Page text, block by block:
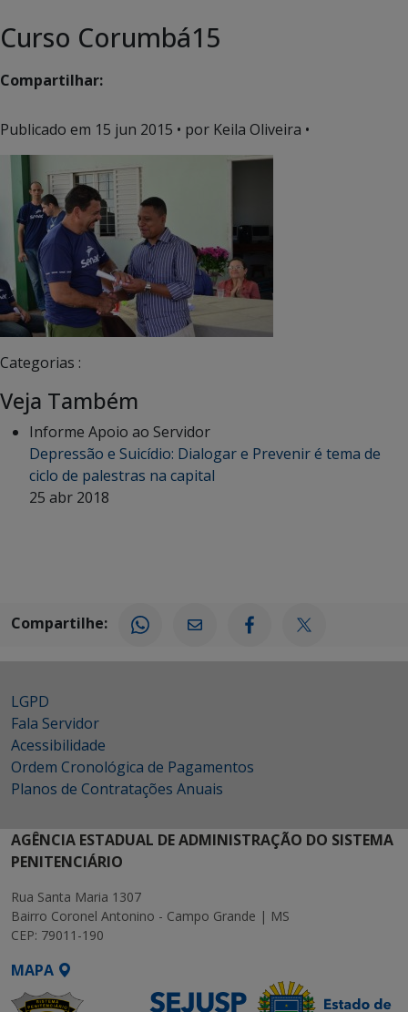
Curso Corumbá15
Compartilhar:
Publicado em 15 jun 2015 • por Keila Oliveira •
Categorias :
Veja Também
Informe Apoio ao Servidor
Depressão e Suicídio: Dialogar e Prevenir é tema de
ciclo de palestras na capital
25 abr 2018
Compartilhe:
LGPD
Fala Servidor
Acessibilidade
Ordem Cronológica de Pagamentos
Planos de Contratações Anuais
AGÊNCIA ESTADUAL DE ADMINISTRAÇÃO DO SISTEMA
PENITENCIÁRIO
Rua Santa Maria 1307
Bairro Coronel Antonino - Campo Grande | MS
CEP: 79011-190
MAPA